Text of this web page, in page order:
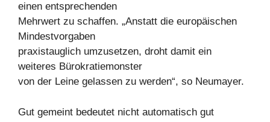
einen entsprechenden
Mehrwert zu schaffen. „Anstatt die europäischen
Mindestvorgaben
praxistauglich umzusetzen, droht damit ein
weiteres Bürokratiemonster
von der Leine gelassen zu werden“, so Neumayer.
Gut gemeint bedeutet nicht automatisch gut